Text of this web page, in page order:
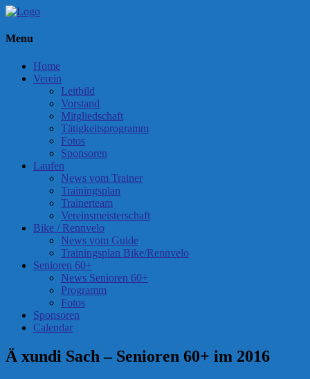
Menu
Home
Verein
Leitbild
Vorstand
Mitgliedschaft
Tätigkeitsprogramm
Fotos
Sponsoren
Laufen
News vom Trainer
Trainingsplan
Trainerteam
Vereinsmeisterschaft
Bike / Rennvelo
News vom Guide
Trainingsplan Bike/Rennvelo
Senioren 60+
News Senioren 60+
Programm
Fotos
Sponsoren
Calendar
Ä xundi Sach – Senioren 60+ im 2016